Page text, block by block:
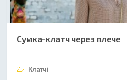
Сумка-клатч через плече
Клатчі